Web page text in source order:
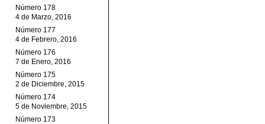
Número 178
4 de Marzo, 2016
Número 177
4 de Febrero, 2016
Número 176
7 de Enero, 2016
Número 175
2 de Diciembre, 2015
Número 174
5 de Noviembre, 2015
Número 173